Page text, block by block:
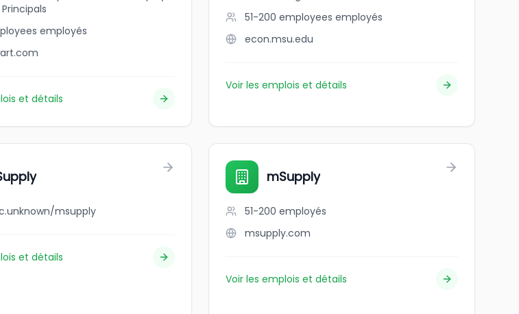
Principals
employés
et détails
51-200 employees employés
econ.msu.edu
Voir les emplois et détails
msupply
et détails
mSupply
51-200 employés
msupply.com
Voir les emplois et détails